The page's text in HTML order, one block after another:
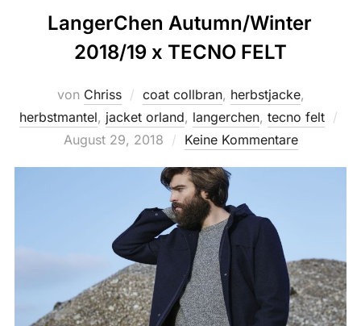
LangerChen Autumn/Winter
2018/19 x TECNO FELT
von Chriss coat collbran, herbstjacke,
herbstmantel, jacket orland, langerchen, tecno felt
August 29, 2018 Keine Kommentare